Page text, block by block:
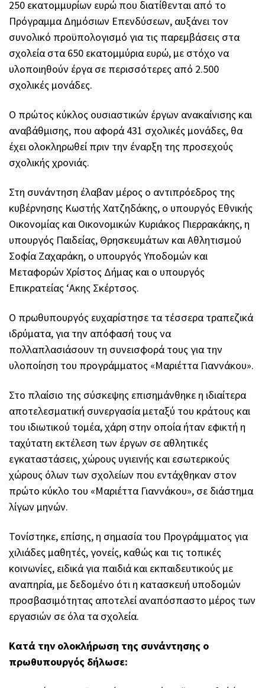
250 εκατομμυρίων ευρώ που διατίθενται από το
Πρόγραμμα Δημόσιων Επενδύσεων, αυξάνει τον
συνολικό προϋπολογισμό για τις παρεμβάσεις στα
σχολεία στα 650 εκατομμύρια ευρώ, με στόχο να
υλοποιηθούν έργα σε περισσότερες από 2.500
σχολικές μονάδες.
Ο πρώτος κύκλος ουσιαστικών έργων ανακαίνισης και
αναβάθμισης, που αφορά 431 σχολικές μονάδες, θα
έχει ολοκληρωθεί πριν την έναρξη της προσεχούς
σχολικής χρονιάς.
Στη συνάντηση έλαβαν μέρος ο αντιπρόεδρος της
κυβέρνησης Κωστής Χατζηδάκης, ο υπουργός Εθνικής
Οικονομίας και Οικονομικών Κυριάκος Πιερρακάκης, η
υπουργός Παιδείας, Θρησκευμάτων και Αθλητισμού
Σοφία Ζαχαράκη, ο υπουργός Υποδομών και
Μεταφορών Χρίστος Δήμας και ο υπουργός
Επικρατείας ‘Ακης Σκέρτσος.
Ο πρωθυπουργός ευχαρίστησε τα τέσσερα τραπεζικά
ιδρύματα, για την απόφασή τους να
πολλαπλασιάσουν τη συνεισφορά τους για την
υλοποίηση του προγράμματος «Μαριέττα Γιαννάκου».
Στο πλαίσιο της σύσκεψης επισημάνθηκε η ιδιαίτερα
αποτελεσματική συνεργασία μεταξύ του κράτους και
του ιδιωτικού τομέα, χάρη στην οποία ήταν εφικτή η
ταχύτατη εκτέλεση των έργων σε αθλητικές
εγκαταστάσεις, χώρους υγιεινής και εσωτερικούς
χώρους όλων των σχολείων που εντάχθηκαν στον
πρώτο κύκλο του «Μαριέττα Γιαννάκου», σε διάστημα
λίγων μηνών.
Τονίστηκε, επίσης, η σημασία του Προγράμματος για
χιλιάδες μαθητές, γονείς, καθώς και τις τοπικές
κοινωνίες, ειδικά για παιδιά και εκπαιδευτικούς με
αναπηρία, με δεδομένο ότι η κατασκευή υποδομών
προσβασιμότητας αποτελεί αναπόσπαστο μέρος των
εργασιών σε όλα τα σχολεία.
Κατά την ολοκλήρωση της συνάντησης ο
πρωθυπουργός δήλωσε: